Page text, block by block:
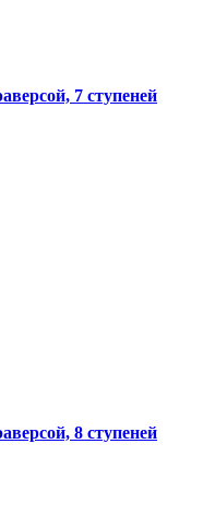
7 ступеней
8 ступеней